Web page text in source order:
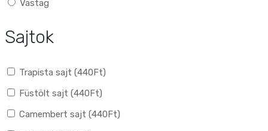
Vastag
Sajtok
Trapista sajt (440Ft)
Füstölt sajt (440Ft)
Camembert sajt (440Ft)